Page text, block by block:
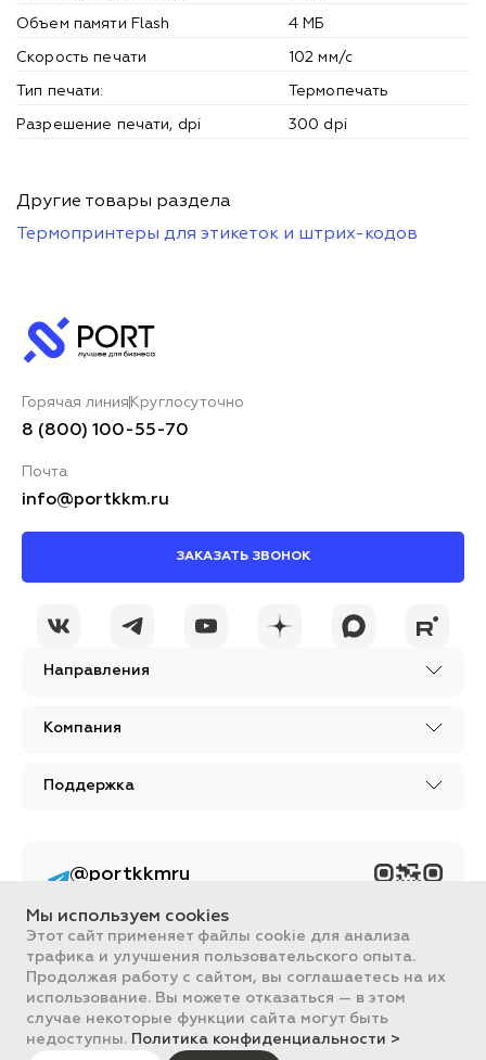
Объем памяти Flash 4 МБ
Скорость печати 102 мм/с
Тип печати: Термопечать
Разрешение печати, dpi 300 dpi
Другие товары раздела
Термопринтеры для этикеток и штрих-кодов
Направления
Компания
Поддержка
Горячая линия Круглосуточно
8 (800) 100-55-70
Почта
info@portkkm.ru
ЗАКАЗАТЬ ЗВОНОК
Вся информация, размещенная на сайте, носит ознакомительный
характер и не является публичной офертой, определяемой
положениями Статьи 437 ГК РФ.
Все цены на сайте указаны с НДС. ООО "ПОРТ" ИНН 2461018892,
ОГРН 1022401953496
@portkkmru
контент PORT - бизнес
портал
Мы используем cookies
Этот сайт применяет файлы cookie для анализа
трафика и улучшения пользовательского опыта.
Продолжая работу с сайтом, вы соглашаетесь на их
использование. Вы можете отказаться — в этом
случае некоторые функции сайта могут быть
недоступны. Политика конфиденциальности >